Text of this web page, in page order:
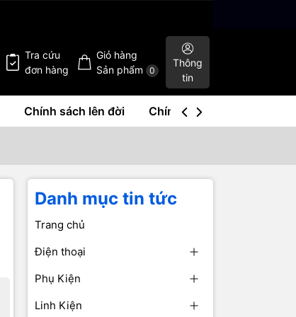
Tra cứu
đơn hàng
Giỏ hàng
Sản phẩm
0
Thông
tin
Chính sách lên đời Chính sách mua lại
Danh mục tin tức
Trang chủ
Điện thoại
Phụ Kiện
Linh Kiện